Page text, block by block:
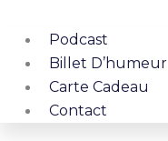
Podcast
Billet D’humeur
Carte Cadeau
Contact